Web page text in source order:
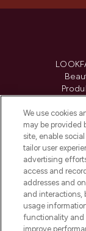
Do
We use cookies
may be provided
site, enable
tailor user
advertising
access and
addresses and
and interactions,
usage
functionality and
improve